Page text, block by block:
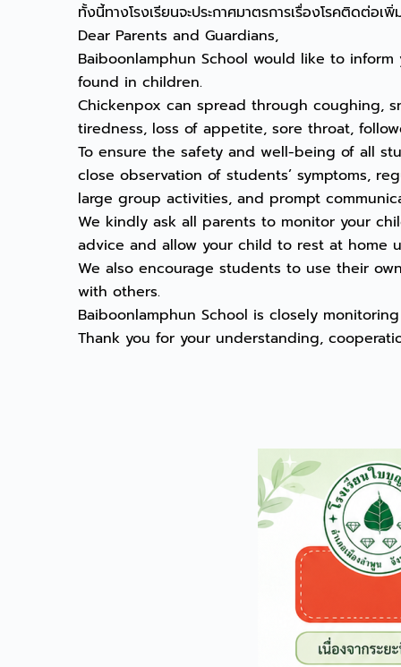
ทั้งนี้ทางโรงเรียนจะประกาศมาตรการเรื่องโรคติดต่อเ
Dear Parents and Guardians,
Baiboonlamphun School would like to
found in children.
Chickenpox can spread through coughing,
tiredness, loss of appetite, sore throat,
To ensure the safety and well-being of all
close observation of students’ symptoms,
large group activities, and prompt
We kindly ask all parents to monitor your
advice and allow your child to rest at home
We also encourage students to use their
with others.
Baiboonlamphun School is closely
Thank you for your understanding,